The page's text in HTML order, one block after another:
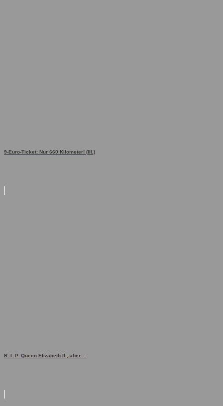
9-Euro-Ticket: Nur 660 Kilometer! (III.)
R. I. P. Queen Elizabeth II., aber ...